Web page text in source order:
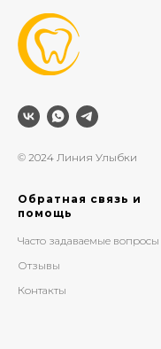
© 2024 Линия Улыбки
Обратная связь и
помощь
Часто задаваемые вопросы
Отзывы
Контакты